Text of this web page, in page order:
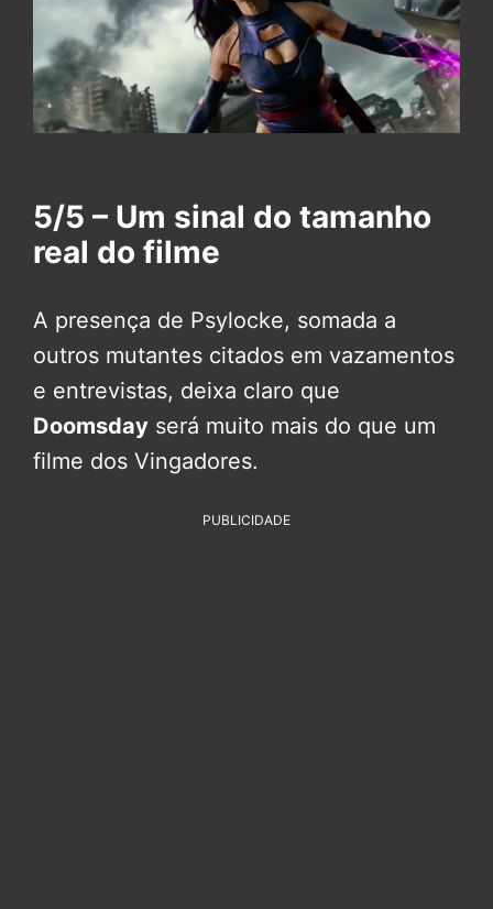
5/5 – Um sinal do tamanho
real do filme
A presença de Psylocke, somada a
outros mutantes citados em vazamentos
e entrevistas, deixa claro que
Doomsday será muito mais do que um
filme dos Vingadores.
PUBLICIDADE